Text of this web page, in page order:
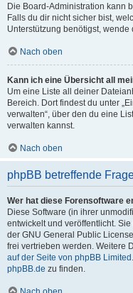
Die Board-Administration kann
Falls du dir nicht sicher bist,
Unterstützung benötigst,
Nach oben
Kann ich eine Übersicht all
Um eine Liste all deiner
Bereich. Dort findest du unter
verwalten“, über den du eine
verwalten kannst.
Nach oben
phpBB betreffende
Wer hat diese Forensoftware
Diese Software (in ihrer
entwickelt und veröffentlicht.
der GNU General Public
frei vertrieben werden. Weitere
auf der Seite von phpBB Limited
phpBB.de zu finden.